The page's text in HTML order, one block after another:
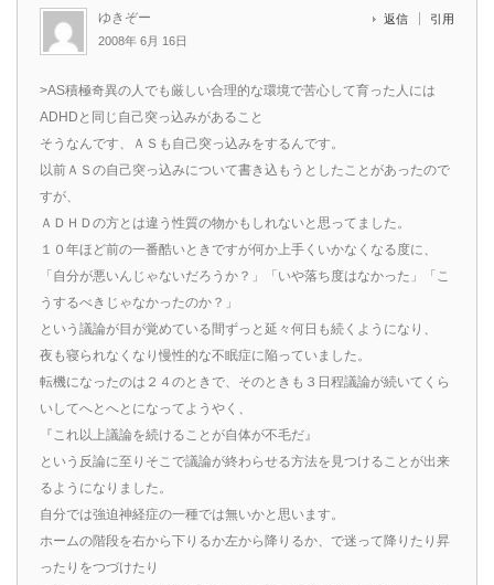
ゆきぞー
2008年 6月 16日
返信 引用
>AS積極奇異の人でも厳しい合理的な環境で苦心して育った人には
ADHDと同じ自己突っ込みがあること
そうなんです、ＡＳも自己突っ込みをするんです。
以前ＡＳの自己突っ込みについて書き込もうとしたことがあったので
すが、
ＡＤＨＤの方とは違う性質の物かもしれないと思ってました。
１０年ほど前の一番酷いときですが何か上手くいかなくなる度に、
「自分が悪いんじゃないだろうか？」「いや落ち度はなかった」「こ
うするべきじゃなかったのか？」
という議論が目が覚めている間ずっと延々何日も続くようになり、
夜も寝られなくなり慢性的な不眠症に陥っていました。
転機になったのは２４のときで、そのときも３日程議論が続いてくら
いしてへとへとになってようやく、
『これ以上議論を続けることが自体が不毛だ』
という反論に至りそこで議論が終わらせる方法を見つけることが出来
るようになりました。
自分では強迫神経症の一種では無いかと思います。
ホームの階段を右から下りるか左から降りるか、で迷って降りたり昇
ったりをつづけたり